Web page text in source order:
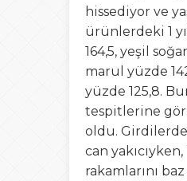
hissediyor ve
ürünlerdeki 1
164,5, yeşil
marul yüzde
yüzde 125,8.
tespitlerine
oldu. Girdilerde
can
rakamlarını